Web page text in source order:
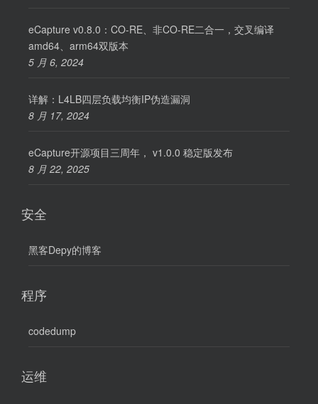
eCapture v0.8.0：CO-RE、非CO-RE二合一，交叉编译
amd64、arm64双版本
5 月 6, 2024
详解：L4LB四层负载均衡IP伪造漏洞
8 月 17, 2024
eCapture开源项目三周年， v1.0.0 稳定版发布
8 月 22, 2025
安全
黑客Depy的博客
程序
codedump
运维